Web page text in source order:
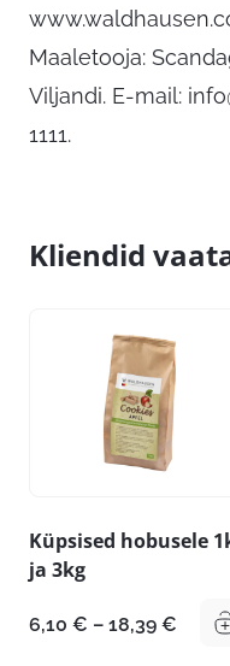
Maaletooja:
Viljandi. E-mail:
1111.
Kliendid
Küpsised hobusele
ja 3kg
6,10 € – 18,39 €